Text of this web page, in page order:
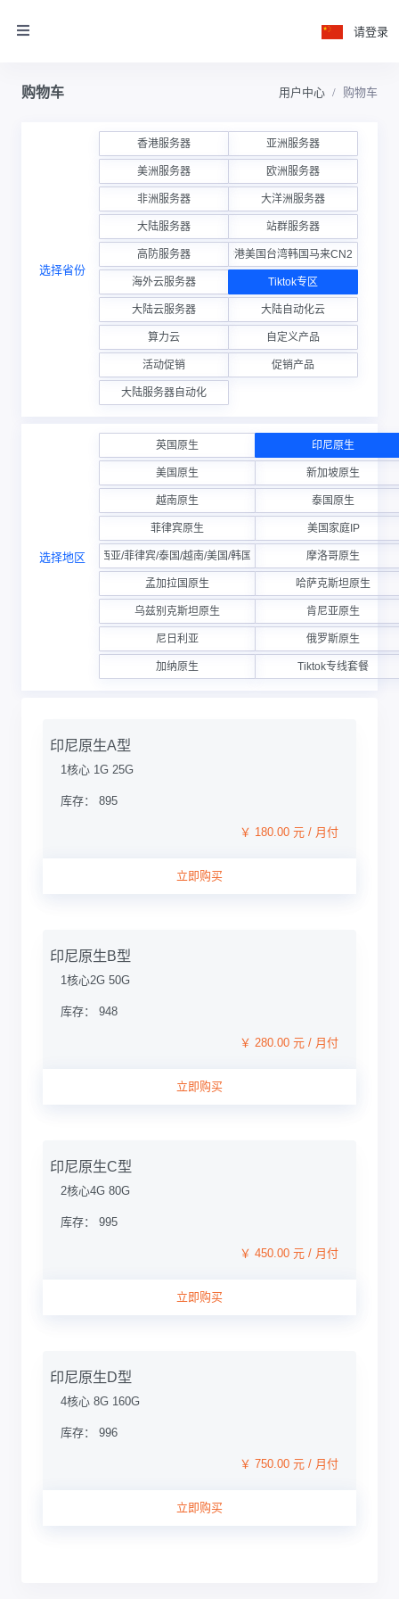
请登录
购物车 用户中心 购物车
选择省份
香港服务器 亚洲服务器
美洲服务器 欧洲服务器
非洲服务器 大洋洲服务器
大陆服务器 站群服务器
高防服务器 香港美国台湾韩国马来CN2云
海外云服务器 Tiktok专区
大陆云服务器 大陆自动化云
算力云 自定义产品
活动促销 促销产品
大陆服务器自动化
选择地区
英国原生 印尼原生
美国原生 新加坡原生
越南原生 泰国原生
菲律宾原生 美国家庭IP
德国/印尼/马来西亚/菲律宾/泰国/越南/美国/韩国/台湾/巴西-原生摩洛哥原生
孟加拉国原生 哈萨克斯坦原生
乌兹别克斯坦原生 肯尼亚原生
尼日利亚 俄罗斯原生
加纳原生 Tiktok专线套餐
印尼原生A型
1核心 1G 25G
库存： 895
￥ 180.00 元 / 月付
立即购买
印尼原生B型
1核心2G 50G
库存： 948
￥ 280.00 元 / 月付
立即购买
印尼原生C型
2核心4G 80G
库存： 995
￥ 450.00 元 / 月付
立即购买
印尼原生D型
4核心 8G 160G
库存： 996
￥ 750.00 元 / 月付
立即购买